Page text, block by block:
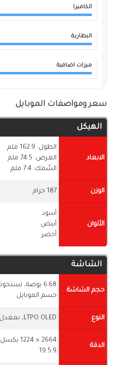
الكاميرا
البطارية
ميزات اضافية
سعر ومواصفات الموبايل
الهيكل
الابعاد
الطول: 162.9 ملم
العرض: 74.5 ملم
السُمك: 7.4 ملم
الوزن 187 جرام
الألوان
أسود
أبيض
أخضر
الشاشة
حجم الشاشة
جسم الموبايل
النوع LTPO OLED، بمعدل ألوان 1 بليون لون
الدقة
2664 ×
19.5:9